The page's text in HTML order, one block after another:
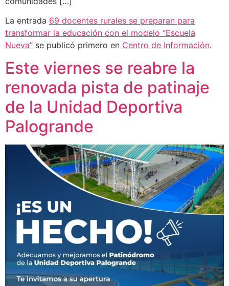
La entrada 69 docentes rurales se preparan para
transformar la educación con el modelo “Escuela
Nueva” se publicó primero en Centro de Información.
Este viernes se reabre la
renovada pista de patinaje
de la Unidad Deportiva
Palogrande